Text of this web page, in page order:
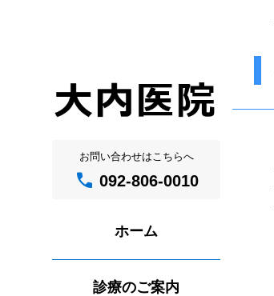
お問い合わせはこちらへ
call 092-806-0010
ホーム
診療のご案内